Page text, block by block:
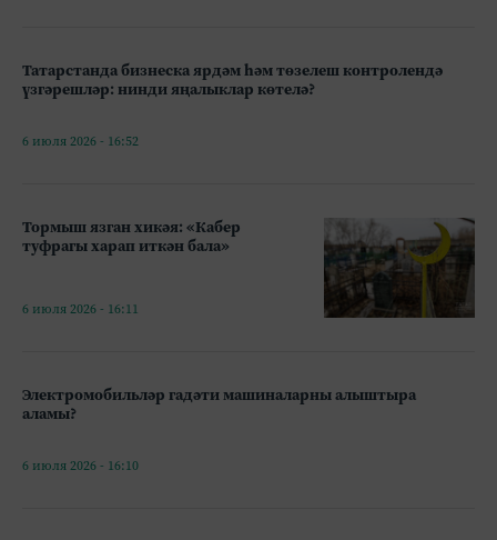
Татарстанда бизнеска ярдәм һәм төзелеш контролендә
үзгәрешләр: нинди яңалыклар көтелә?
6 июля 2026 - 16:52
Тормыш язган хикәя: «Кабер
туфрагы харап иткән бала»
6 июля 2026 - 16:11
Электромобильләр гадәти машиналарны алыштыра
аламы?
6 июля 2026 - 16:10